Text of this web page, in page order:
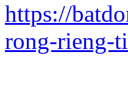
https://
rong-rieng-